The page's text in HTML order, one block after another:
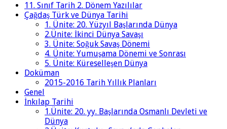
11. Sınıf Tarih 2. Dönem Yazılılar
Çağdaş Türk ve Dünya Tarihi
1. Ünite: 20. Yüzyıl Başlarında Dünya
2.Ünite: İkinci Dünya Savaşı
3. Ünite: Soğuk Savaş Dönemi
4. Ünite: Yumuşama Dönemi ve Sonrası
5. Ünite: Küreselleşen Dünya
Doküman
2015-2016 Tarih Yıllık Planları
Genel
İnkılap Tarihi
1.Ünite: 20. yy. Başlarında Osmanlı Devleti ve
Dünya